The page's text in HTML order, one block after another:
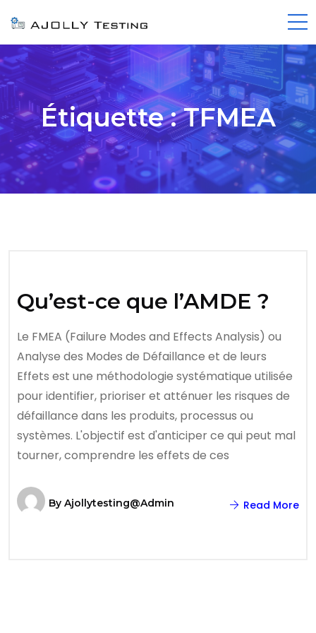
Étiquette :TFMEA
Qu’est-ce que l’AMDE ?
Le FMEA (Failure Modes and Effects Analysis) ou
Analyse des Modes de Défaillance et de leurs
Effets est une méthodologie systématique utilisée
pour identifier, prioriser et atténuer les risques de
défaillance dans les produits, processus ou
systèmes. L'objectif est d'anticiper ce qui peut mal
tourner, comprendre les effets de ces
By Ajollytesting@admin Read More